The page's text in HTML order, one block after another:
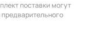
поставки могут